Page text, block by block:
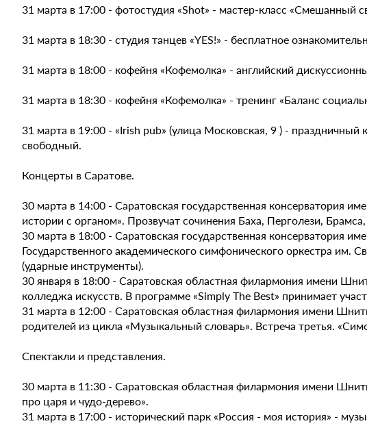
31 марта в 17:00 - фотостудия «Shot» - мастер-класс «Смешанный
31 марта в 18:30 - студия танцев «YES!» - бесплатное
31 марта в 18:00 - кофейня «Кофемолка» - английский
31 марта в 18:30 - кофейня «Кофемолка» - тренинг «Баланс
31 марта в 19:00 - «Irish pub» (улица Московская, 9 ) -
свободный.
Концерты в Саратове.
30 марта в 14:00 - Саратовская государственная консерватория
истории с органом». Прозвучат сочинения Баха, Перголези,
30 марта в 18:00 - Саратовская государственная консерватория
Государственного академического симфонического оркестра им.
(ударные инструменты).
30 января в 18:00 - Саратовская областная филармония имени
колледжа искусств. В программе «Simply The Best» принимает
31 марта в 12:00 - Саратовская областная филармония имени
родителей из цикла «Музыкальный словарь». Встреча третья.
Спектакли и представления.
30 марта в 11:30 - Саратовская областная филармония имени
про царя и чудо-дерево».
31 марта в 17:00 - исторический парк «Россия - моя история» -